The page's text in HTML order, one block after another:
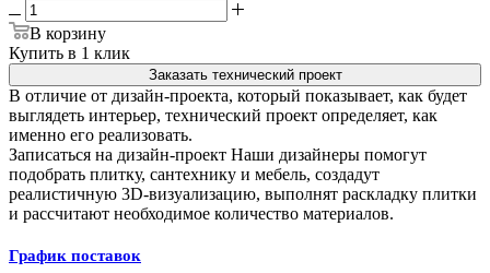
В корзину
Купить в 1 клик
Заказать технический проект
В отличие от дизайн-проекта, который показывает, как будет
выглядеть интерьер, технический проект определяет, как
именно его реализовать.
Записаться на дизайн-проект Наши дизайнеры помогут
подобрать плитку, сантехнику и мебель, создадут
реалистичную 3D-визуализацию, выполнят раскладку плитки
и рассчитают необходимое количество материалов.
График поставок